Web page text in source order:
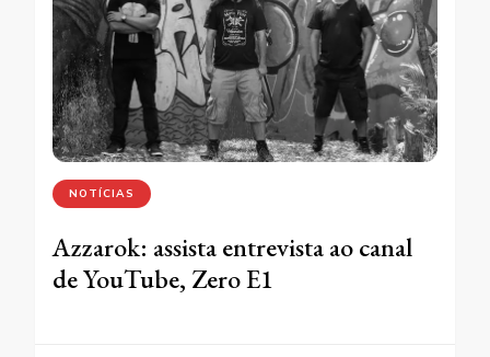
NOTÍCIAS
Azzarok: assista entrevista ao canal
de YouTube, Zero E1